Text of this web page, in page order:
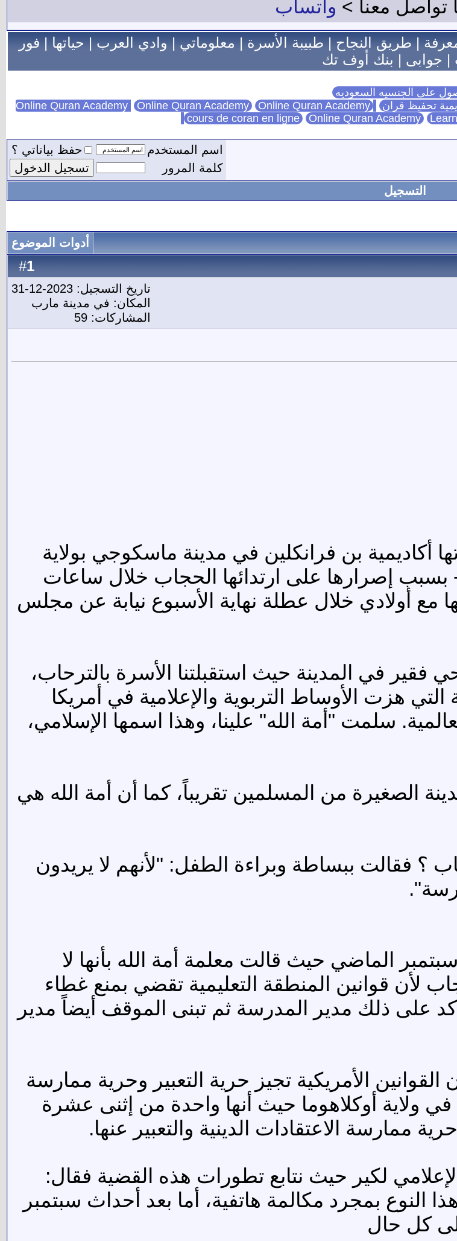
تواصل معنا > واتساب
|طريق النجاح|طبيبة الأسرة|معلوماتي|وادي العرب|حياتها|فور
| جوابى | بنك أوف تك
على الجنسيه السعوديه
تحفيظ قران Online Quran Academy Online Quran Academy
cours de coran en ligne Online Quran Academy
اسم المستخدم
حفظ بياناتي ؟
كلمة المرور
التسجيل
أدوات الموضوع
#
1
تاريخ التسجيل: 2023-12-31
المكان: في مدينة مارب
المشاركات: 59
أكاديمية بن فرانكلين في مدينة ماسكوجي بولاية
بسبب إصرارها على ارتدائها الحجاب خلال ساعات
مع أولادي خلال عطلة نهاية الأسبوع نيابة عن مجلس
في المدينة حيث استقبلتنا الأسرة بالترحاب،
هزت الأوساط التربوية والإعلامية في أمريكا
سلمت "أمة الله" علينا، وهذا اسمها الإسلامي،
الصغيرة من المسلمين تقريباً، كما أن أمة الله هي
؟ فقالت ببساطة وبراءة الطفل: "لأنهم لا يريدون
ثم حدثني والدها فقال إن الأمر بدأ في 11 سبتمبر الماضي حيث قالت معلمة أمة الله بأنها لا
لأن قوانين المنطقة التعليمية تقضي بمنع غطاء
على ذلك مدير المدرسة ثم تبنى الموقف أيضاً مدير
الأمريكية تجيز حرية التعبير وحرية ممارسة
ولاية أوكلاهوما حيث أنها واحدة من إثنى عشرة
ممارسة الاعتقادات الدينية والتعبير عنها.
لكير حيث نتابع تطورات هذه القضية فقال:
بمجرد مكالمة هاتفية، أما بعد أحداث سبتمبر